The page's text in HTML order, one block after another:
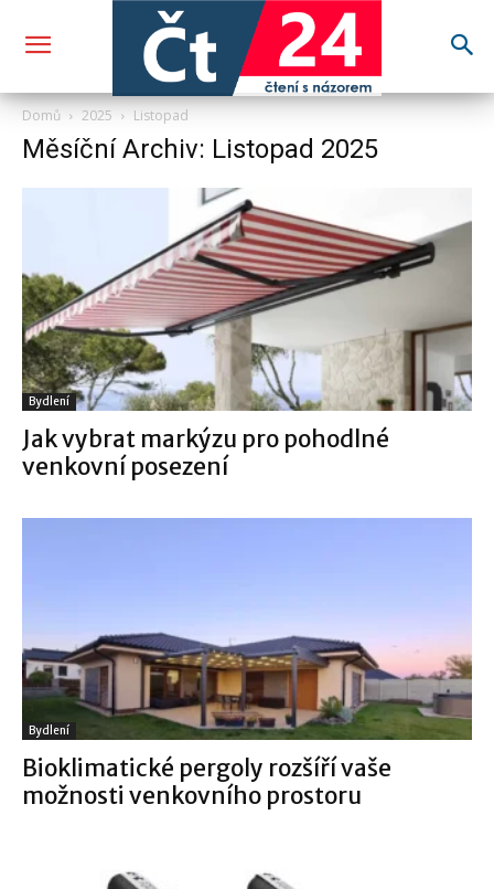
Domů 2025 Listopad
Měsíční Archiv: Listopad 2025
Bydlení
Jak vybrat markýzu pro pohodlné
venkovní posezení
Bydlení
Bioklimatické pergoly rozšíří vaše
možnosti venkovního prostoru